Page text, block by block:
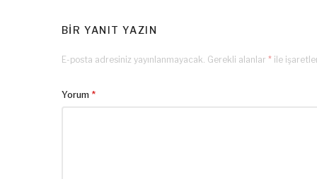
BIR YANIT YAZIN
E-posta adresiniz yayınlanmayacak. Gerekli alanlar * ile
Yorum *